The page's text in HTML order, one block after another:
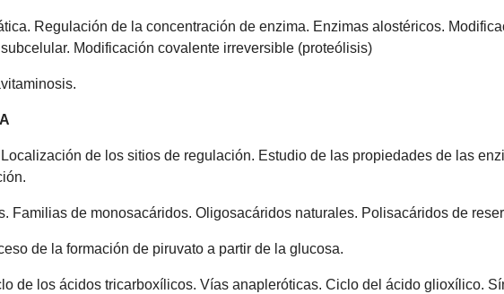
Regulación de la concentración de enzima. Enzimas alostéricos.
Modificación covalente irreversible (proteólisis)
de los sitios de regulación. Estudio de las propiedades de las
Familias de monosacáridos. Oligosacáridos naturales. Polisacáridos de
de la formación de piruvato a partir de la glucosa.
de los ácidos tricarboxílicos. Vías anapleróticas. Ciclo del ácido glioxílico.